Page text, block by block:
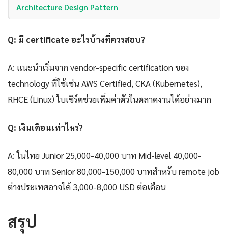
Architecture Design Pattern
Q: มี certificate อะไรบ้างที่ควรสอบ?
A: แนะนำเริ่มจาก vendor-specific certification ของ
technology ที่ใช้เช่น AWS Certified, CKA (Kubernetes),
RHCE (Linux) ใบเซิร์ตช่วยเพิ่มค่าตัวในตลาดงานได้อย่างมาก
Q: เงินเดือนเท่าไหร่?
A: ในไทย Junior 25,000-40,000 บาท Mid-level 40,000-
80,000 บาท Senior 80,000-150,000 บาทสำหรับ remote job
ต่างประเทศอาจได้ 3,000-8,000 USD ต่อเดือน
สรุป